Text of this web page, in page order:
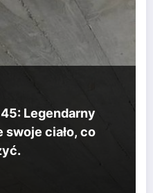
Legendarny
swoje ciało, co